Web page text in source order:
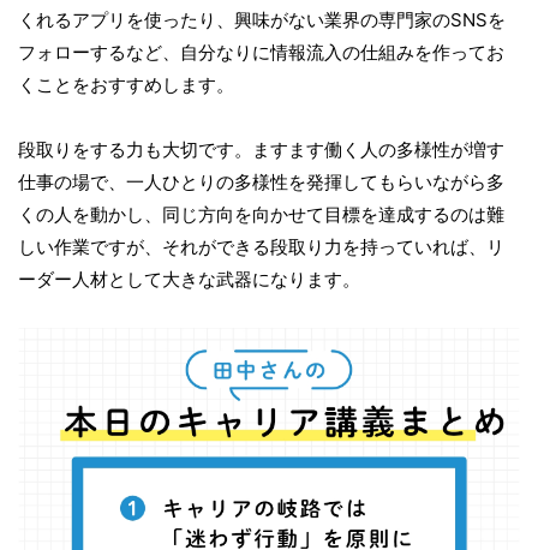
くれるアプリを使ったり、興味がない業界の専門家のSNSを
フォローするなど、自分なりに情報流入の仕組みを作ってお
くことをおすすめします。
段取りをする力も大切です。ますます働く人の多様性が増す
仕事の場で、一人ひとりの多様性を発揮してもらいながら多
くの人を動かし、同じ方向を向かせて目標を達成するのは難
しい作業ですが、それができる段取り力を持っていれば、リ
ーダー人材として大きな武器になります。